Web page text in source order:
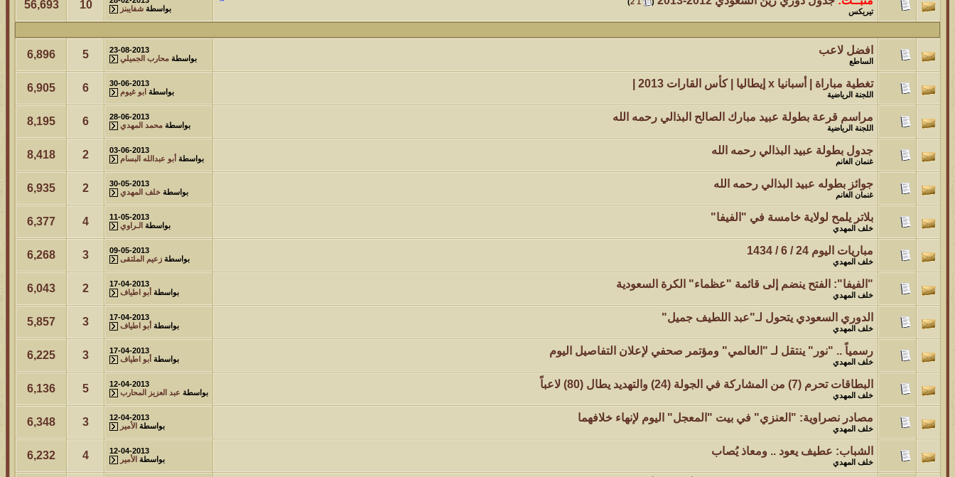
تيريكس
بواسطة شفايبنز 10
56,693
افضل لاعب
الساطع
23-08-2013
بواسطة محارب الجميلي 5
6,896
تغطية مباراة | أسبانيا x إيطاليا | كأس القارات 2013 |
اللجنة الرياضية
30-06-2013
بواسطة ابو غيوم 6
6,905
مراسم قرعة بطولة عبيد مبارك الصالح البذالي رحمه الله
اللجنة الرياضية
28-06-2013
بواسطة محمد المهدي 6
8,195
جدول بطولة عبيد البذالي رحمه الله
غنمان الغانم
03-06-2013
بواسطة أبو عبدالله البسام 2
8,418
جوائز بطوله عبيد البذالي رحمه الله
غنمان الغانم
30-05-2013
بواسطة خلف المهدي 2
6,935
بلاتر يلمح لولاية خامسة في "الفيفا"
خلف المهدي
11-05-2013
بواسطة الـراوي 4
6,377
مباريات اليوم 24 / 6 / 1434
خلف المهدي
09-05-2013
بواسطة زعيم الملتقى 3
6,268
"الفيفا": الفتح ينضم إلى قائمة "عظماء" الكرة السعودية
خلف المهدي
17-04-2013
بواسطة أبو اطياف 2
6,043
الدوري السعودي يتحول لـ"عبد اللطيف جميل"
خلف المهدي
17-04-2013
بواسطة أبو اطياف 3
5,857
رسمياً .. "نور" ينتقل لـ "العالمي" ومؤتمر صحفي لإعلان التفاصيل اليوم
خلف المهدي
17-04-2013
بواسطة أبو اطياف 3
6,225
البطاقات تحرم (7) من المشاركة في الجولة (24) والتهديد يطال (80) لاعباً
خلف المهدي
12-04-2013
بواسطة عبد العزيز المحارب 5
6,136
مصادر نصراوية: "العنزي" في بيت "المعجل" اليوم لإنهاء خلافهما
خلف المهدي
12-04-2013
بواسطة الأمير 3
6,348
الشباب: عطيف يعود .. ومعاذ يُصاب
خلف المهدي
12-04-2013
بواسطة الأمير 4
6,232